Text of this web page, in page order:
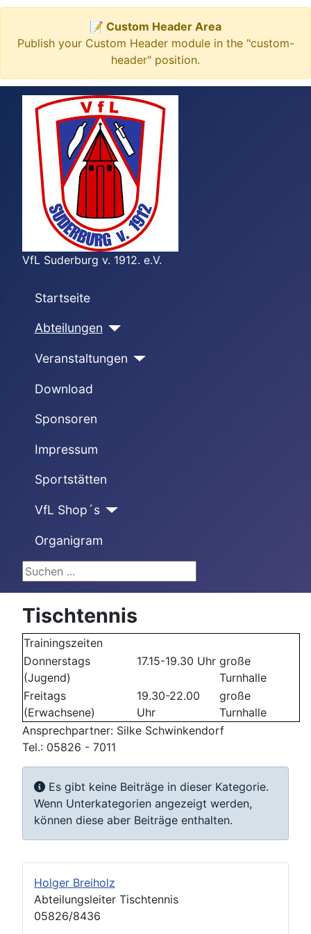
📝 Custom Header Area
Publish your Custom Header module in the "custom-
header" position.
VfL Suderburg v. 1912. e.V.
Startseite
Abteilungen
Veranstaltungen
Download
Sponsoren
Impressum
Sportstätten
VfL Shop´s
Organigram
Suchen ...
Holger Breiholz
Abteilungsleiter Tischtennis
05826/8436
Tischtennis
Trainingszeiten
Donnerstags
(Jugend)
17.15-19.30 Uhr große
Turnhalle
Freitags
(Erwachsene)
19.30-22.00
Uhr
große
Turnhalle
Ansprechpartner: Silke Schwinkendorf
Tel.: 05826 - 7011
Information
Es gibt keine Beiträge in dieser Kategorie.
Wenn Unterkategorien angezeigt werden,
können diese aber Beiträge enthalten.